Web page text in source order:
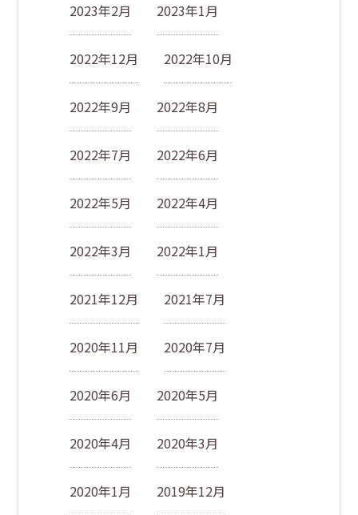
2023年2月 2023年1月
2022年12月 2022年10月
2022年9月 2022年8月
2022年7月 2022年6月
2022年5月 2022年4月
2022年3月 2022年1月
2021年12月 2021年7月
2020年11月 2020年7月
2020年6月 2020年5月
2020年4月 2020年3月
2020年1月 2019年12月